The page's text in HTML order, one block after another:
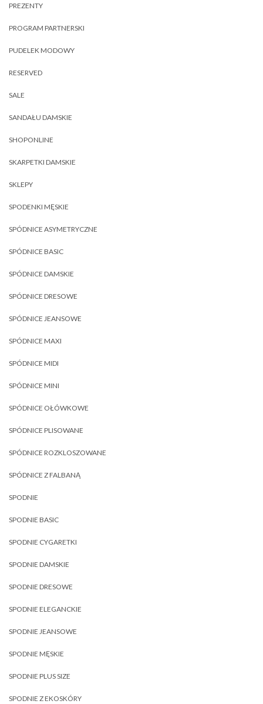
PREZENTY
PROGRAM PARTNERSKI
PUDELEK MODOWY
RESERVED
SALE
SANDAŁU DAMSKIE
SHOPONLINE
SKARPETKI DAMSKIE
SKLEPY
SPODENKI MĘSKIE
SPÓDNICE ASYMETRYCZNE
SPÓDNICE BASIC
SPÓDNICE DAMSKIE
SPÓDNICE DRESOWE
SPÓDNICE JEANSOWE
SPÓDNICE MAXI
SPÓDNICE MIDI
SPÓDNICE MINI
SPÓDNICE OŁÓWKOWE
SPÓDNICE PLISOWANE
SPÓDNICE ROZKLOSZOWANE
SPÓDNICE Z FALBANĄ
SPODNIE
SPODNIE BASIC
SPODNIE CYGARETKI
SPODNIE DAMSKIE
SPODNIE DRESOWE
SPODNIE ELEGANCKIE
SPODNIE JEANSOWE
SPODNIE MĘSKIE
SPODNIE PLUS SIZE
SPODNIE Z EKOSKÓRY